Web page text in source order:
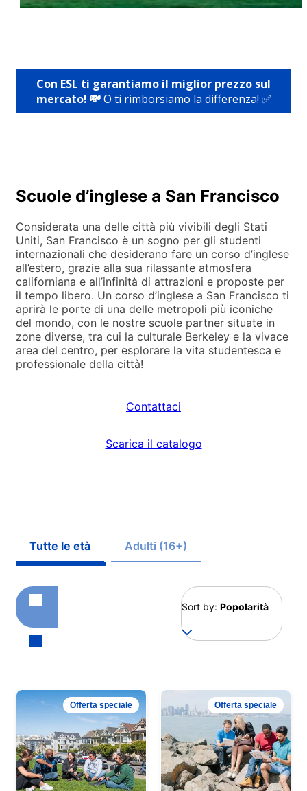
Con ESL ti garantiamo il miglior prezzo sul
mercato! 💸O ti rimborsiamo la differenza! ✅
Scuole d’inglese a San Francisco
Considerata una delle città più vivibili degli Stati
Uniti, San Francisco è un sogno per gli studenti
internazionali che desiderano fare un corso d’inglese
all’estero, grazie alla sua rilassante atmosfera
californiana e all’infinità di attrazioni e proposte per
il tempo libero. Un corso d’inglese a San Francisco ti
aprirà le porte di una delle metropoli più iconiche
del mondo, con le nostre scuole partner situate in
zone diverse, tra cui la culturale Berkeley e la vivace
area del centro, per esplorare la vita studentesca e
professionale della città!
Contattaci
Scarica il catalogo
Tutte le età Adulti (16+)
Sort by: Popolarità
Offerta speciale Offerta speciale